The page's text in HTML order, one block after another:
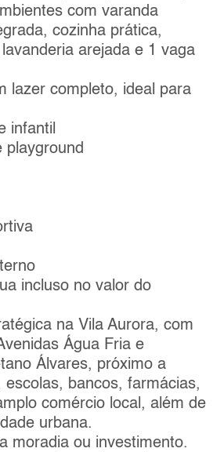
com varanda
cozinha prática,
arejada e 1 vaga
lazer completo, ideal para
infantil
playground
incluso no valor do
na Vila Aurora, com
Água Fria e
Álvares, próximo a
escolas, bancos, farmácias,
comércio local, além de
urbana.
moradia ou investimento.